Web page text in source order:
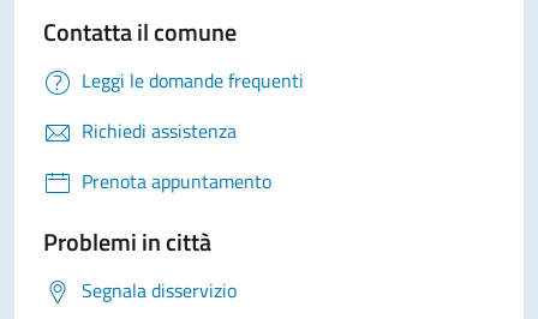
Contatta il comune
Leggi le domande frequenti
Richiedi assistenza
Prenota appuntamento
Problemi in città
Segnala disservizio